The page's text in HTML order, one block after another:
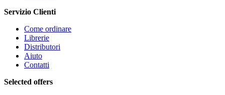
Servizio Clienti
Come ordinare
Librerie
Distributori
Aiuto
Contatti
Selected offers